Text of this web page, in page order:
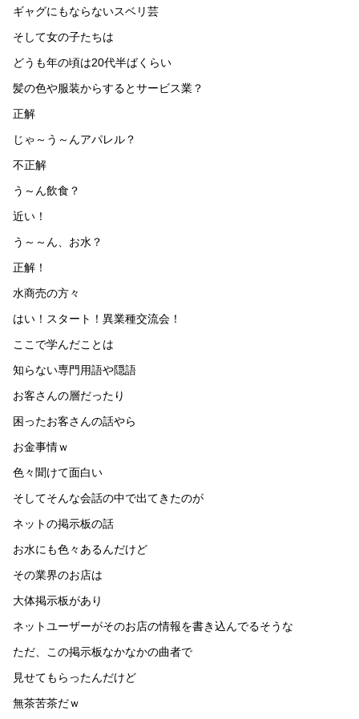
ギャグにもならないスベリ芸
そして女の子たちは
どうも年の頃は20代半ばくらい
髪の色や服装からするとサービス業？
正解
じゃ～う～んアパレル？
不正解
う～ん飲食？
近い！
う～～ん、お水？
正解！
水商売の方々
はい！スタート！異業種交流会！
ここで学んだことは
知らない専門用語や隠語
お客さんの層だったり
困ったお客さんの話やら
お金事情ｗ
色々聞けて面白い
そしてそんな会話の中で出てきたのが
ネットの掲示板の話
お水にも色々あるんだけど
その業界のお店は
大体掲示板があり
ネットユーザーがそのお店の情報を書き込んでるそうな
ただ、この掲示板なかなかの曲者で
見せてもらったんだけど
無茶苦茶だｗ